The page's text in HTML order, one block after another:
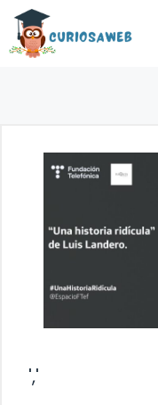
Saltar
contenido
','